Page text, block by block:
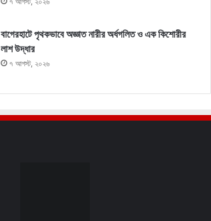
বাগেরহাটে পৃথকভাবে অজ্ঞাত নারীর অর্ধগলিত ও এক কিশোরীর
লাশ উদ্ধার
৭ আগস্ট, ২০২৬